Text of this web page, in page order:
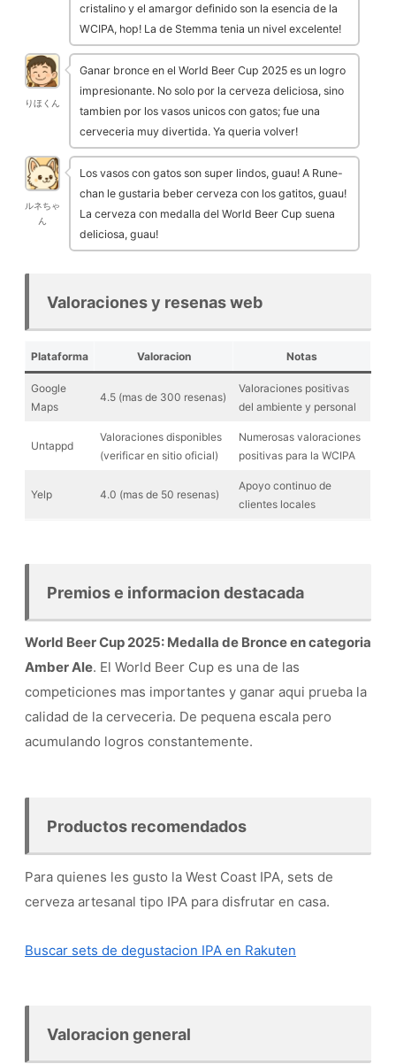
cristalino y el amargor definido son la esencia de la
WCIPA, hop! La de Stemma tenia un nivel excelente!
りほくん
Ganar bronce en el World Beer Cup 2025 es un logro
impresionante. No solo por la cerveza deliciosa, sino
tambien por los vasos unicos con gatos; fue una
cerveceria muy divertida. Ya queria volver!
ルネちゃ
ん
Los vasos con gatos son super lindos, guau! A Rune-
chan le gustaria beber cerveza con los gatitos, guau!
La cerveza con medalla del World Beer Cup suena
deliciosa, guau!
Valoraciones y resenas web
Plataforma Valoracion Notas
Google
Maps
4.5 (mas de 300 resenas)
Valoraciones positivas
del ambiente y personal
Untappd
Valoraciones disponibles
(verificar en sitio oficial)
Numerosas valoraciones
positivas para la WCIPA
Yelp 4.0 (mas de 50 resenas)
Apoyo continuo de
clientes locales
Premios e informacion destacada
World Beer Cup 2025: Medalla de Bronce en categoria
Amber Ale. El World Beer Cup es una de las
competiciones mas importantes y ganar aqui prueba la
calidad de la cerveceria. De pequena escala pero
acumulando logros constantemente.
Productos recomendados
Para quienes les gusto la West Coast IPA, sets de
cerveza artesanal tipo IPA para disfrutar en casa.
Buscar sets de degustacion IPA en Rakuten
Valoracion general